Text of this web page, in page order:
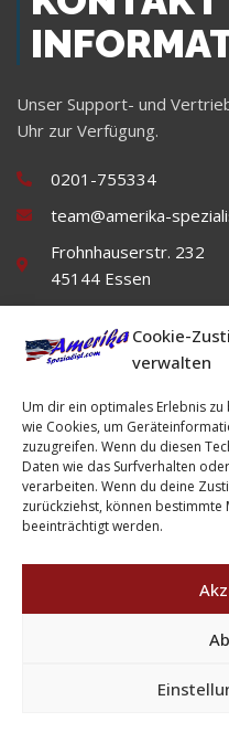
Cookie-
verwalten
Um dir ein optimales Erlebnis
wie Cookies, um
zuzugreifen. Wenn du diesen
Daten wie das Surfverhalten
verarbeiten. Wenn du deine
zurückziehst, können bestimmte
beeinträchtigt werden.
Unser Support- und
Uhr zur Verfügung.
0201-755334
team@amerika-
Frohnhauserstr. 232
45144 Essen
Impressum